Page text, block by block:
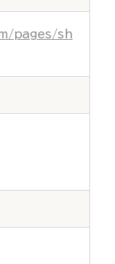
pages/sh